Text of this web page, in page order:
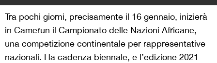
Tra pochi giorni, precisamente il 16 gennaio, inizierà
in Camerun il Campionato delle Nazioni Africane,
una competizione continentale per rappresentative
nazionali. Ha cadenza biennale, e l’edizione 2021